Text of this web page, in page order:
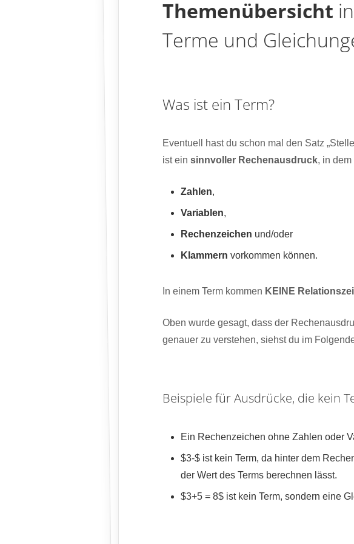
Themenübersicht in
Terme und
Was ist ein Term?
Eventuell hast du schon mal den Satz
ist ein sinnvoller Rechenausdruck, in dem
Zahlen,
Variablen,
Rechenzeichen und/oder
Klammern vorkommen können.
In einem Term kommen KEINE
Oben wurde gesagt, dass der
genauer zu verstehen, siehst du im
Beispiele für Ausdrücke, die kein
Ein Rechenzeichen ohne Zahlen oder
$3-$ ist kein Term, da hinter dem
der Wert des Terms berechnen lässt.
$3+5 = 8$ ist kein Term, sondern eine